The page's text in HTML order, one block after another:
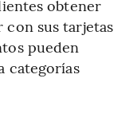
obtener
con sus tarjetas
pueden
categorías